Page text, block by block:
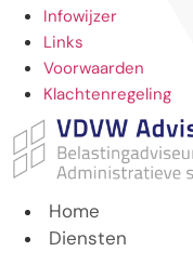
Infowijzer
Links
Voorwaarden
Klachtenregeling
Home
Diensten